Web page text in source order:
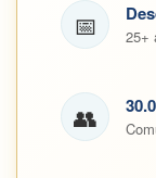
📅 25+
👥